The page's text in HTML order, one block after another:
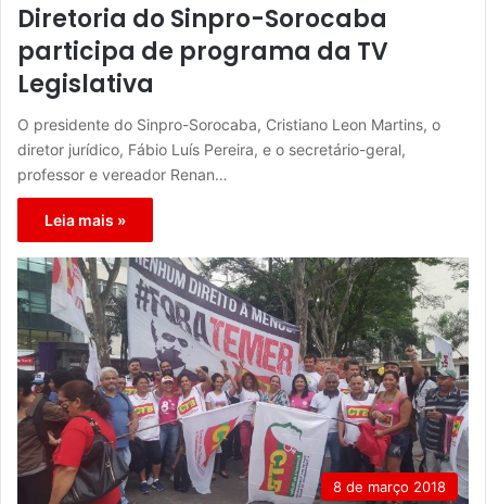
Diretoria do Sinpro-Sorocaba
participa de programa da TV
Legislativa
O presidente do Sinpro-Sorocaba, Cristiano Leon Martins, o
diretor jurídico, Fábio Luís Pereira, e o secretário-geral,
professor e vereador Renan…
Leia mais »
8 de março 2018